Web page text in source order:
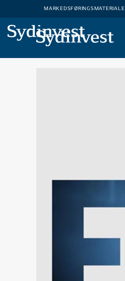
MARKEDSFØRINGSMATERIALE
MARKEDSFØRINGSMATERIALE